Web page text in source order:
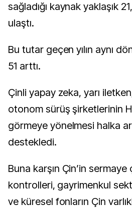
sağladığı kaynak yaklaşık
ulaştı.
Bu tutar geçen yılın aynı
51 arttı.
Çinli yapay zeka, yarı
otonom sürüş şirketlerinin
görmeye yönelmesi halka
destekledi.
Buna karşın Çin’in sermaye
kontrolleri, gayrimenkul
ve küresel fonların Çin